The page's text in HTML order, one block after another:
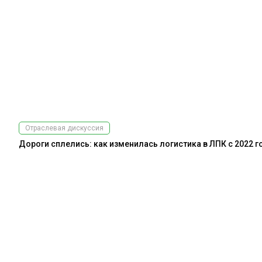
Отраслевая дискуссия
Дороги сплелись: как изменилась логистика в ЛПК с 2022